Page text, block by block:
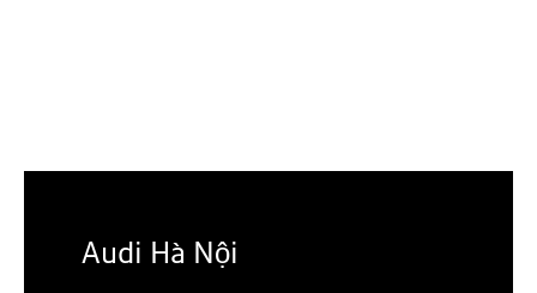
Audi Hà Nội